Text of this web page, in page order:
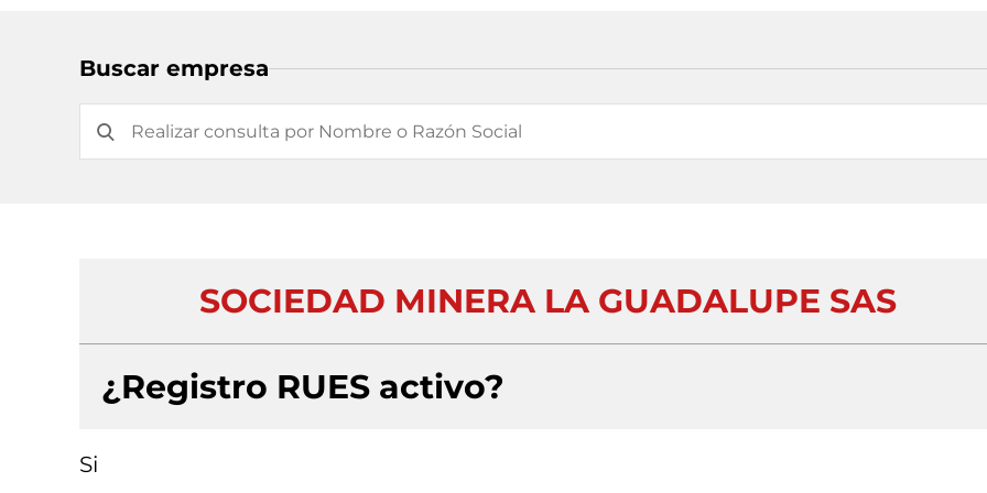
Buscar empresa
SOCIEDAD MINERA LA GUADALUPE SAS
¿Registro RUES activo?
Si